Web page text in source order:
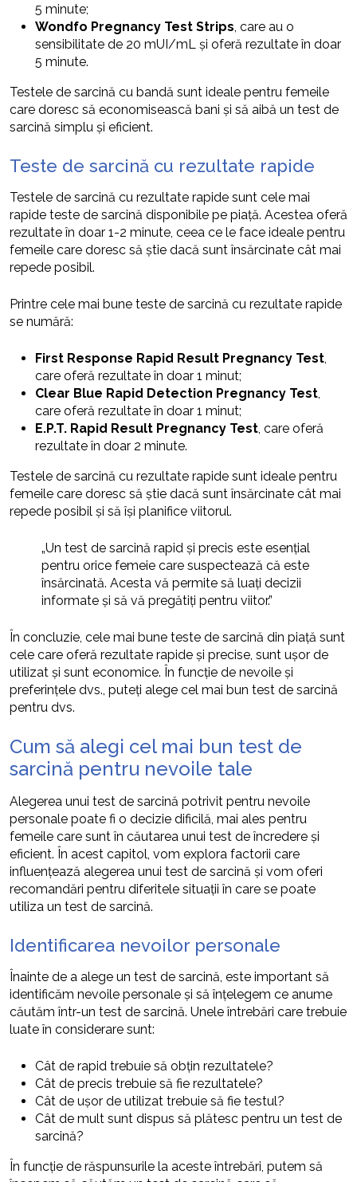
5 minute;
Wondfo Pregnancy Test Strips , care au o
sensibilitate de 20 mUI/mL și oferă rezultate în doar
5 minute.
Testele de sarcină cu bandă sunt ideale pentru femeile
care doresc să economisească bani și să aibă un test de
sarcină simplu și eficient.
Teste de sarcină cu rezultate rapide
Testele de sarcină cu rezultate rapide sunt cele mai
rapide teste de sarcină disponibile pe piață. Acestea oferă
rezultate în doar 1-2 minute, ceea ce le face ideale pentru
femeile care doresc să știe dacă sunt însărcinate cât mai
repede posibil.
Printre cele mai bune teste de sarcină cu rezultate rapide
se numără:
First Response Rapid Result Pregnancy Test
care oferă rezultate în doar 1 minut;
Clear Blue Rapid Detection Pregnancy Test
care oferă rezultate în doar 1 minut;
E.P.T. Rapid Result Pregnancy Test , care oferă
rezultate în doar 2 minute.
Testele de sarcină cu rezultate rapide sunt ideale pentru
femeile care doresc să știe dacă sunt însărcinate cât mai
repede posibil și să își planifice viitorul.
„Un test de sarcină rapid și precis este esențial
pentru orice femeie care suspectează că este
însărcinată. Acesta vă permite să luați decizii
informate și să vă pregătiți pentru viitor.”
În concluzie, cele mai bune teste de sarcină din piață sunt
cele care oferă rezultate rapide și precise, sunt ușor de
utilizat și sunt economice. În funcție de nevoile și
preferințele dvs., puteți alege cel mai bun test de sarcină
pentru dvs.
Cum să alegi cel mai bun test de
sarcină pentru nevoile tale
Alegerea unui test de sarcină potrivit pentru nevoile
personale poate fi o decizie dificilă, mai ales pentru
femeile care sunt în căutarea unui test de încredere și
eficient. În acest capitol, vom explora factorii care
influențează alegerea unui test de sarcină și vom oferi
recomandări pentru diferitele situații în care se poate
utiliza un test de sarcină.
Identificarea nevoilor personale
Înainte de a alege un test de sarcină, este important să
identificăm nevoile personale și să înțelegem ce anume
căutăm într-un test de sarcină. Unele întrebări care trebuie
luate în considerare sunt:
Cât de rapid trebuie să obțin rezultatele?
Cât de precis trebuie să fie rezultatele?
Cât de ușor de utilizat trebuie să fie testul?
Cât de mult sunt dispus să plătesc pentru un test de
sarcină?
În funcție de răspunsurile la aceste întrebări, putem să